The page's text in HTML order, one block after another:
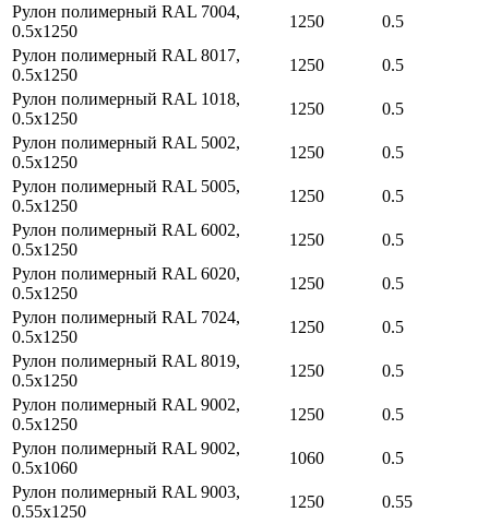
Рулон полимерный RAL 7004,
0.5х1250
1250
0.5
Рулон полимерный RAL 8017,
0.5х1250
1250
0.5
Рулон полимерный RAL 1018,
0.5х1250
1250
0.5
Рулон полимерный RAL 5002,
0.5х1250
1250
0.5
Рулон полимерный RAL 5005,
0.5х1250
1250
0.5
Рулон полимерный RAL 6002,
0.5х1250
1250
0.5
Рулон полимерный RAL 6020,
0.5х1250
1250
0.5
Рулон полимерный RAL 7024,
0.5х1250
1250
0.5
Рулон полимерный RAL 8019,
0.5х1250
1250
0.5
Рулон полимерный RAL 9002,
0.5х1250
1250
0.5
Рулон полимерный RAL 9002,
0.5х1060
1060
0.5
Рулон полимерный RAL 9003,
0.55х1250
1250
0.55